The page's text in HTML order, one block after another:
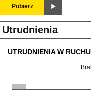
Pobierz
Utrudnienia
UTRUDNIENIA W